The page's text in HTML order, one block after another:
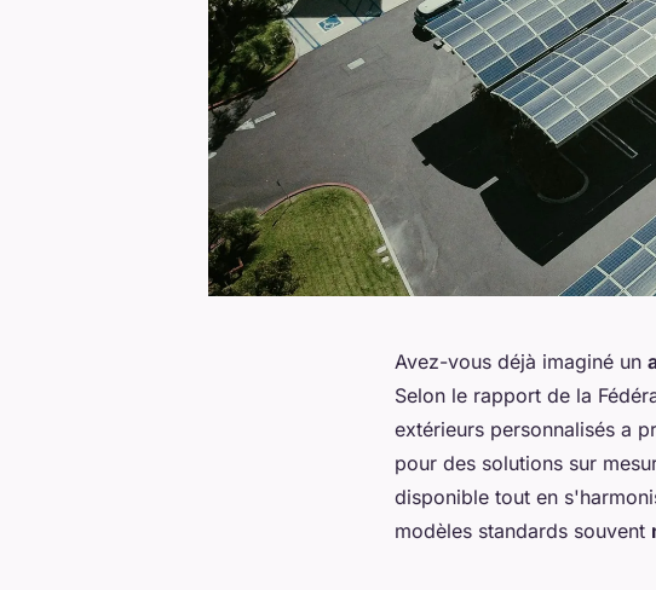
Avez-vous déjà imaginé un
Selon le rapport de la
extérieurs personnalisés a
pour des solutions sur
disponible tout en
modèles standards souvent